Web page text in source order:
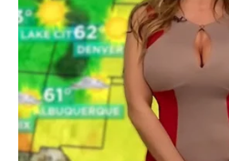
OVAN –
BRZOG USPEHA
Ovan je znak akcije. Ali čak i on
mogao da oseti zastoj. Naredni
pokreta.